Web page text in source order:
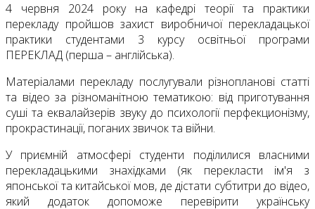
4 червня 2024 року на кафедрі теорії та практики
перекладу пройшов захист виробничої перекладацької
практики студентами 3 курсу освітньої програми
ПЕРЕКЛАД (перша – англійська).
Матеріалами перекладу послугували різнопланові статті
та відео за різноманітною тематикою: від приготування
суші та еквалайзерів звуку до психології перфекционізму,
прокрастинації, поганих звичок та війни.
У приємній атмосфері студенти поділилися власними
перекладацькими знахідками (як перекласти ім'я з
японської та китайської мов, де дістати субтитри до відео,
який додаток допоможе перевірити українську